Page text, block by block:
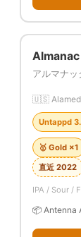
アルマナ
🇺🇸
Untappd
🥇 Gold ×1
直近 2022
IPA / Sour /
📦 Antenna